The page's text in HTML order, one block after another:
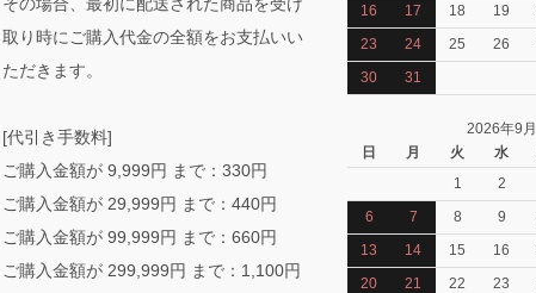
取り時にご購入代金の全額をお支払いい
ただきます。
[代引き手数料]
ご購入金額が 9,999円 まで：330円
ご購入金額が 29,999円 まで：440円
ご購入金額が 99,999円 まで：660円
ご購入金額が 299,999円 まで：1,100円
16
17 18 19
23
24 25 26
30
31
2026年9月
日
月 火 水
1
2
6
7 8 9
13
14 15 16
20
21 22 23